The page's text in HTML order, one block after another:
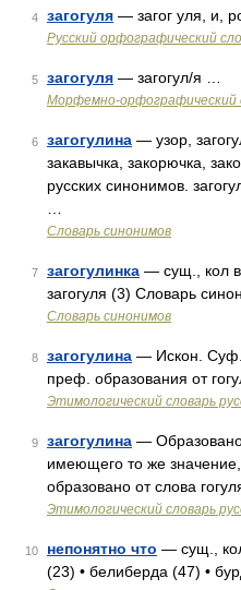
4 загогуля — загог уля, и,
Русский орфографический
5 загогуля — загогул/я …
Морфемно-орфографический
6 загогулина — узор,
закавычка, закорючка,
русских синонимов.
Словарь синонимов
7 загогулинка — сущ., кол
загогуля (3) Словарь
Словарь синонимов
8 загогулина — Искон. Суф.
преф. образования от
Этимологический словарь
9 загогулина — Образовано
имеющего то же
образовано от слова
Этимологический словарь
10 непонятно что — сущ.,
(23) • белиберда (47) •